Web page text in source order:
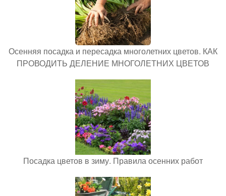
Осенняя посадка и пересадка многолетних цветов. КАК
ПРОВОДИТЬ ДЕЛЕНИЕ МНОГОЛЕТНИХ ЦВЕТОВ
Посадка цветов в зиму. Правила осенних работ